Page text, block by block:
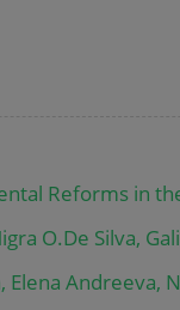
Reforms in
O.De Silva,
Elena Andreeva,